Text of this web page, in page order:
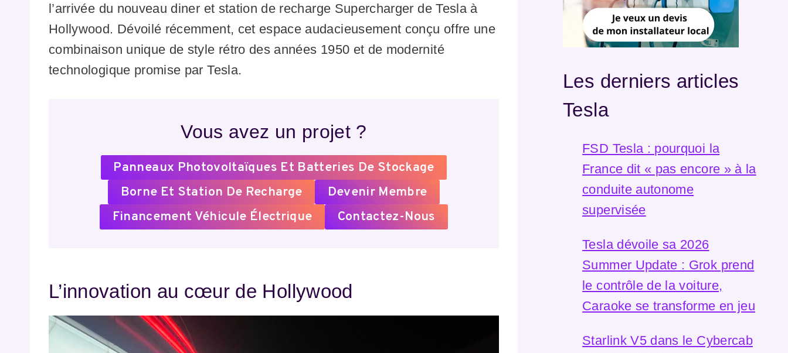
l’arrivée du nouveau diner et station de recharge Supercharger de Tesla à
Hollywood. Dévoilé récemment, cet espace audacieusement conçu offre une
combinaison unique de style rétro des années 1950 et de modernité
technologique promise par Tesla.
Vous avez un projet ?
Panneaux Photovoltaïques Et Batteries De Stockage
Borne Et Station De Recharge
Devenir Membre
Financement Véhicule Électrique
Contactez-Nous
L’innovation au cœur de Hollywood
Les derniers articles
Tesla
FSD Tesla : pourquoi la
France dit « pas encore » à la
conduite autonome
supervisée
Tesla dévoile sa 2026
Summer Update : Grok prend
le contrôle de la voiture,
Caraoke se transforme en jeu
Starlink V5 dans le Cybercab